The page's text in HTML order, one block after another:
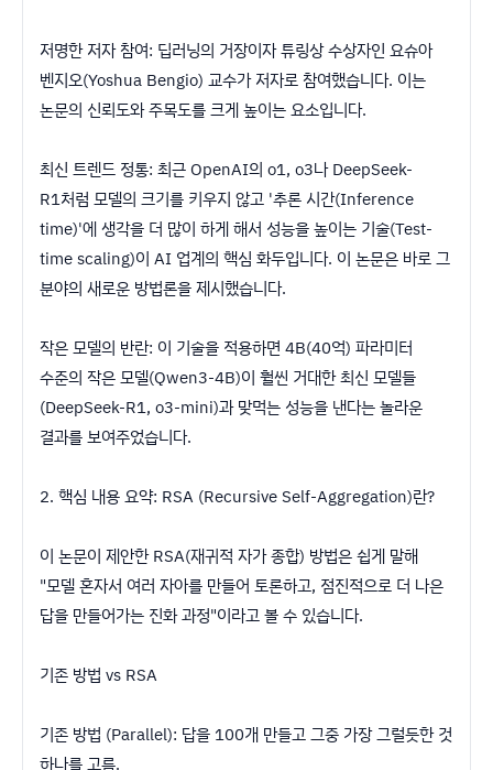
​저명한 저자 참여: 딥러닝의 거장이자 튜링상 수상자인 요슈아
벤지오(Yoshua Bengio) 교수가 저자로 참여했습니다. 이는
논문의 신뢰도와 주목도를 크게 높이는 요소입니다.
​최신 트렌드 정통: 최근 OpenAI의 o1, o3나 DeepSeek-
R1처럼 모델의 크기를 키우지 않고 '추론 시간(Inference
time)'에 생각을 더 많이 하게 해서 성능을 높이는 기술(Test-
time scaling)이 AI 업계의 핵심 화두입니다. 이 논문은 바로 그
분야의 새로운 방법론을 제시했습니다.
​작은 모델의 반란: 이 기술을 적용하면 4B(40억) 파라미터
수준의 작은 모델(Qwen3-4B)이 훨씬 거대한 최신 모델들
(DeepSeek-R1, o3-mini)과 맞먹는 성능을 낸다는 놀라운
결과를 보여주었습니다.
​2. 핵심 내용 요약: RSA (Recursive Self-Aggregation)란?
​이 논문이 제안한 RSA(재귀적 자가 종합) 방법은 쉽게 말해
"모델 혼자서 여러 자아를 만들어 토론하고, 점진적으로 더 나은
답을 만들어가는 진화 과정"이라고 볼 수 있습니다.
​기존 방법 vs RSA
​기존 방법 (Parallel): 답을 100개 만들고 그중 가장 그럴듯한 것
하나를 고름.